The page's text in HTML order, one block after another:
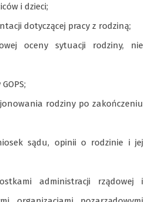
i dzieci;
dotyczącej pracy z rodziną;
oceny sytuacji rodziny, nie
rodziny po zakończeniu
sądu, opinii o rodzinie i jej
administracji rządowej i